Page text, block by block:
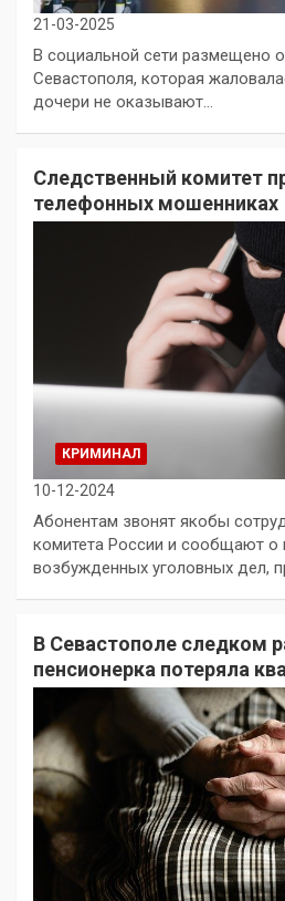
21-03-2025
В социальной сети размещено
Севастополя, которая
дочери не оказывают…
Следственный комитет
телефонных мошенниках
КРИМИНАЛ
10-12-2024
Абонентам звонят якобы
комитета России и сообщают о
возбужденных уголовных дел,
В Севастополе следком
пенсионерка потеряла